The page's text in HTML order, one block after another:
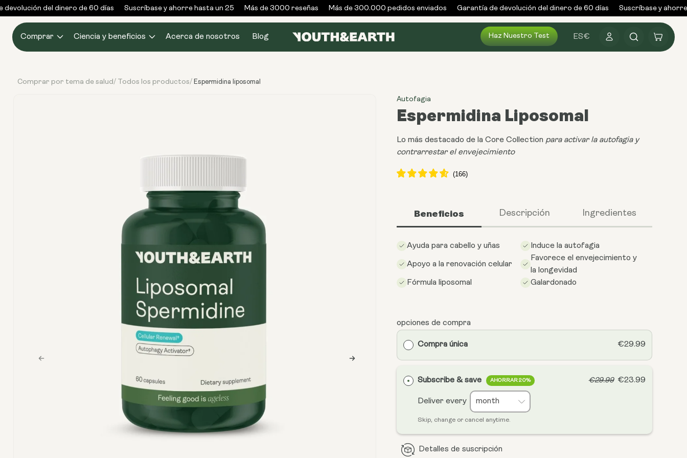
Ir al
contenido
del dinero de 60 días Suscríbase y ahorre hasta un 25 Más de 3000 reseñas Más de 300.000 pedidos enviados Garantía de devolución del dinero de 60 días Suscríbase y ahorre
Comprar Ciencia y beneficios Acerca de nosotros Blog Haz Nuestro Test ES€Conectarse Carrito
Comprar por tema de salud/ Todos los productos/ Espermidina liposomal
Autofagia
Espermidina Liposomal
Lo más destacado de la Core Collection para activar la autofagia y
contrarrestar el envejecimiento
Beneficios Descripción Ingredientes
Ayuda para cabello y uñas Induce la autofagia
Apoyo a la renovación celular
Favorece el envejecimiento y
la longevidad
Fórmula liposomal
Galardonado
opciones de compra
Compra única €29.99
Subscribe & save AHORRAR 20% €29.99 €23.99
Deliver every
Skip, change or cancel anytime.
Detalles de suscripción